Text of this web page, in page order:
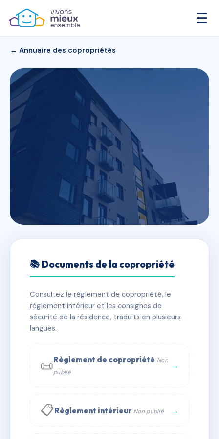
☰
← Annuaire des copropriétés
RESIDENZA AGULA MARINA
✓ Immatriculée 🏠 112 lots 🏗 1 bâtiment(s)
📞 Contacter Syndic Digital
📚 Documents de la copropriété
Consultez le règlement de copropriété, le
règlement intérieur et les consignes de
sécurité de la résidence, traduits en plusieurs
langues.
📜Règlement de copropriété Non
publié
→
📋Règlement intérieur Non publié →